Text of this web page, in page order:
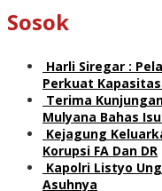
Sosok
Harli Siregar :
Perkuat
Terima
Mulyana Bahas
Kejagung
Korupsi FA Dan DR
Kapolri Listyo
Asuhnya